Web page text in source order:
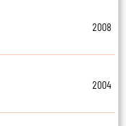
2008
2004